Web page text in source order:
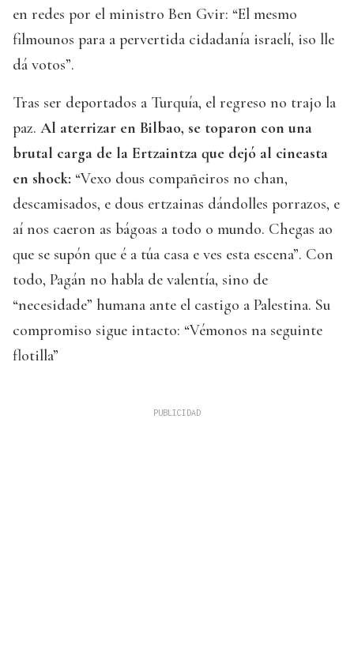
en redes por el ministro Ben Gvir: “El mesmo
filmounos para a pervertida cidadanía israelí, iso lle
dá votos”.
Tras ser deportados a Turquía, el regreso no trajo la
paz. Al aterrizar en Bilbao, se toparon con una
brutal carga de la Ertzaintza que dejó al cineasta
en shock: “Vexo dous compañeiros no chan,
descamisados, e dous ertzainas dándolles porrazos, e
aí nos caeron as bágoas a todo o mundo. Chegas ao
que se supón que é a túa casa e ves esta escena”. Con
todo, Pagán no habla de valentía, sino de
“necesidade” humana ante el castigo a Palestina. Su
compromiso sigue intacto: “Vémonos na seguinte
flotilla”